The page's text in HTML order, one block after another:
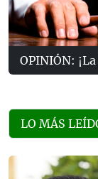
OPINIÓN:
LO MÁS